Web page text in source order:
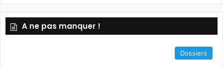
S
S
a
A ne pas manquer !
Dossiers